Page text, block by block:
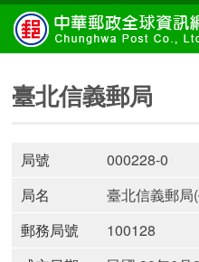
臺北信義郵局
局號
000228-0
局名
臺北信義郵局
郵務局號
100128